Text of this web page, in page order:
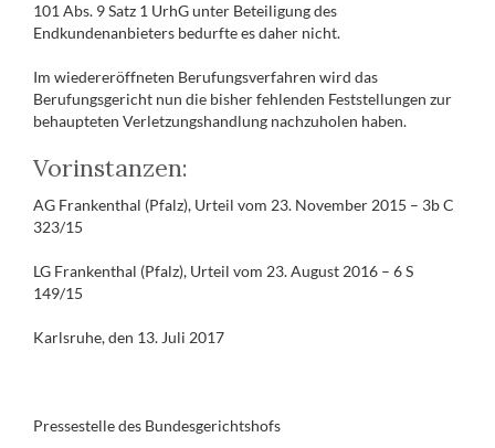
101 Abs. 9 Satz 1 UrhG unter Beteiligung des
Endkundenanbieters bedurfte es daher nicht.
Im wiedereröffneten Berufungsverfahren wird das
Berufungsgericht nun die bisher fehlenden Feststellungen zur
behaupteten Verletzungshandlung nachzuholen haben.
Vorinstanzen:
AG Frankenthal (Pfalz), Urteil vom 23. November 2015 – 3b C
323/15
LG Frankenthal (Pfalz), Urteil vom 23. August 2016 – 6 S
149/15
Karlsruhe, den 13. Juli 2017
Pressestelle des Bundesgerichtshofs